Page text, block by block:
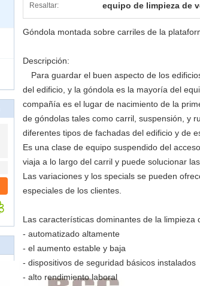
Resaltar: equipo de limpieza de
Góndola montada sobre carriles de la
Descripción:
Para guardar el buen aspecto de los
del edificio, y la góndola es la mayoría del
compañía es el lugar de nacimiento de la
de góndolas tales como carril, suspensión, y
diferentes tipos de fachadas del edificio y de
Es una clase de equipo suspendido del
viaja a lo largo del carril y puede solucionar
Las variaciones y los specials se pueden
especiales de los clientes.
Las características dominantes de la
- automatizado altamente
- el aumento estable y baja
- dispositivos de seguridad básicos instalados
- alto rendimiento laboral